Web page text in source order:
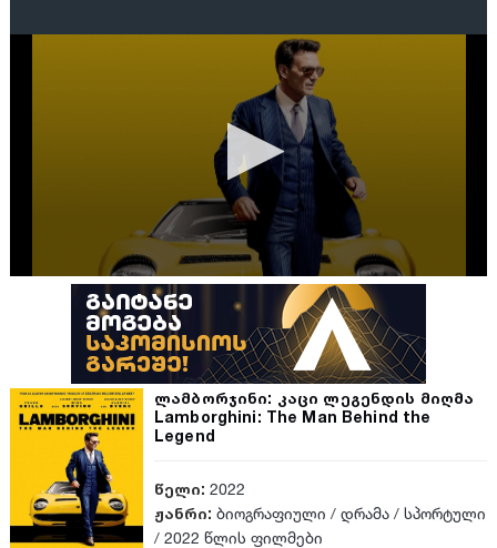
ლამბორჯინი: კაცი ლეგენდის მიღმა
Lamborghini: The Man Behind the
Legend
წელი: 2022
ჟანრი: ბიოგრაფიული / დრამა / სპორტული
/ 2022 წლის ფილმები